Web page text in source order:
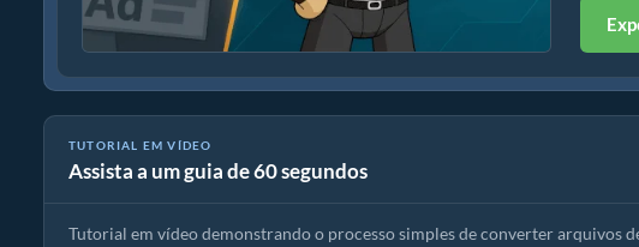
TUTORIAL EM VÍDEO
Assista a um guia de 60 segundos
Como converter arquivos de mídia
Tutorial em vídeo demonstrando o processo simples de converter arquivos